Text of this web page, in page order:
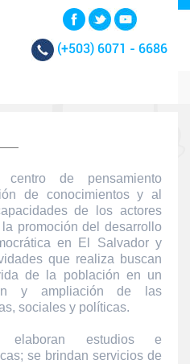
(+503) 6071 - 6686
de pensamiento
de conocimientos y al
de los actores
promoción del desarrollo
en El Salvador y
que realiza buscan
de la población en un
y ampliación de las
sociales y políticas.
estudios e
se brindan servicios de